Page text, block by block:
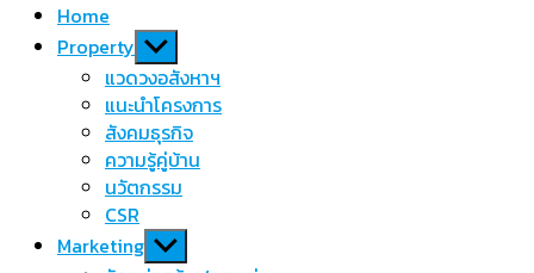
Home
Property Show
sub
menu
แวดวงอสังหาฯ
แนะนำโครงการ
สังคมธุรกิจ
ความรู้คู่บ้าน
นวัตกรรม
CSR
Marketing Show